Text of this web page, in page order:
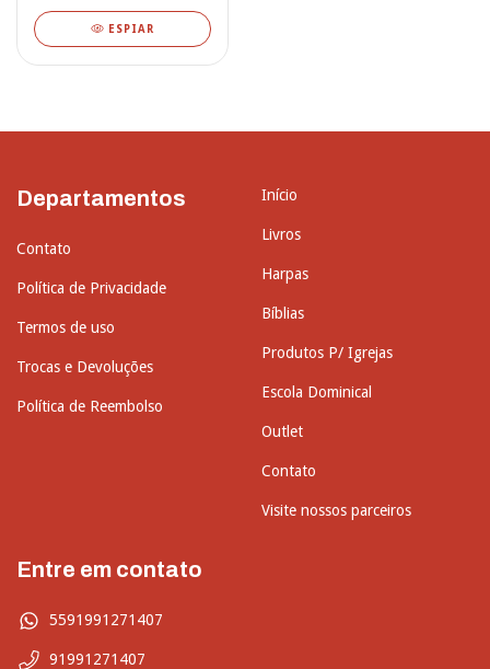
ESPIAR
Departamentos
Contato
Política de Privacidade
Termos de uso
Trocas e Devoluções
Política de Reembolso
Início
Livros
Harpas
Bíblias
Produtos P/ Igrejas
Escola Dominical
Outlet
Contato
Visite nossos parceiros
Entre em contato
5591991271407
91991271407